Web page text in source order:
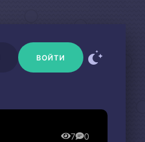
ВОЙТИ
7 0